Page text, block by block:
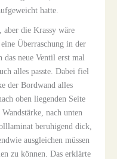
hatte.
aber die Krassy wäre
Überraschung in der
neue Ventil erst mal
alles passte. Dabei fiel
der Bordwand alles
oben liegenden Seite
nach unten
beruhigend dick,
ausgleichen müssen
zu können. Das erklärte